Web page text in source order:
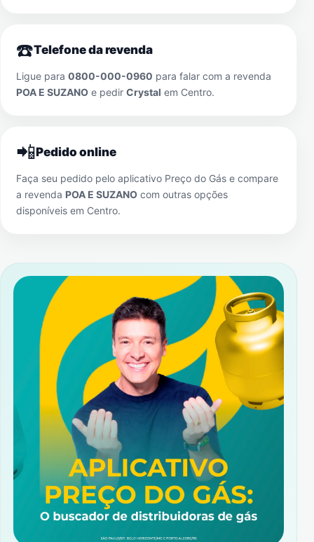
☎️Telefone da revenda
Ligue para 0800-000-0960 para falar com a revenda
POA E SUZANO e pedir Crystal em Centro.
📲Pedido online
Faça seu pedido pelo aplicativo Preço do Gás e compare
a revenda POA E SUZANO com outras opções
disponíveis em Centro.